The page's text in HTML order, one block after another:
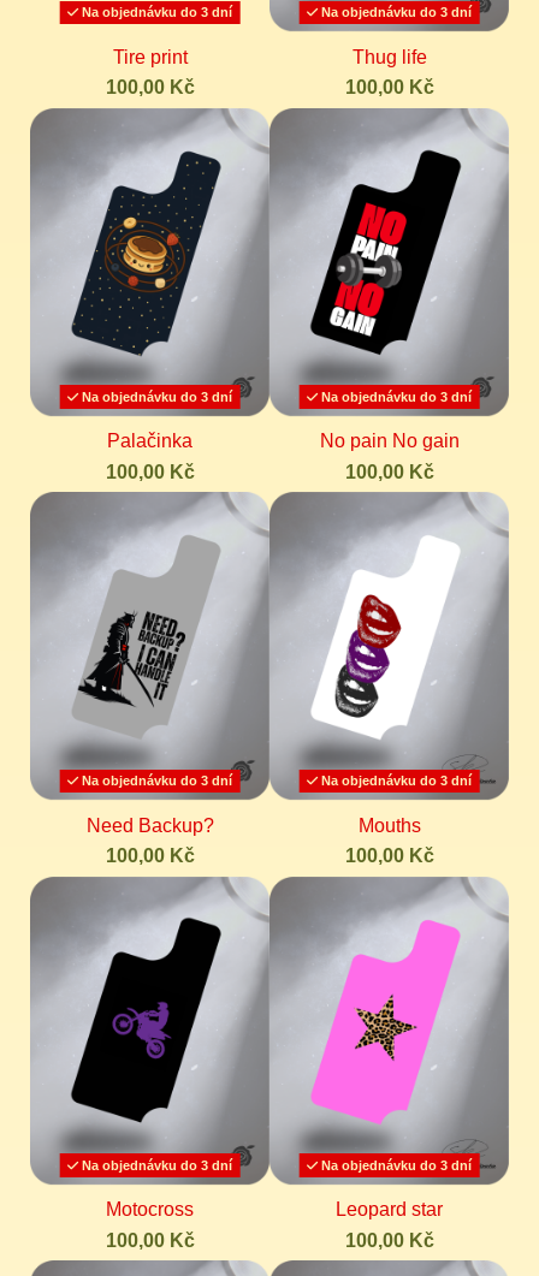
Na objednávku do 3 dní
Tire print
100,00 Kč
Na objednávku do 3 dní
Thug life
100,00 Kč
Na objednávku do 3 dní
Palačinka
100,00 Kč
Na objednávku do 3 dní
No pain No gain
100,00 Kč
Na objednávku do 3 dní
Need Backup?
100,00 Kč
Na objednávku do 3 dní
Mouths
100,00 Kč
Na objednávku do 3 dní
Motocross
100,00 Kč
Na objednávku do 3 dní
Leopard star
100,00 Kč